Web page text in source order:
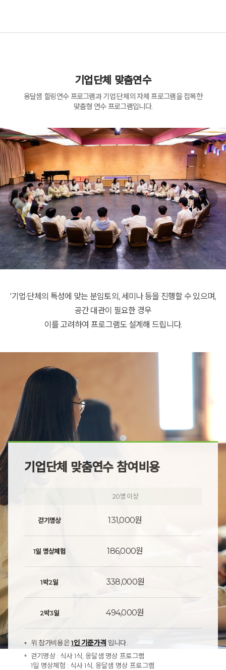
기업단체 맞춤연수
옹달샘 힐링연수 프로그램과 기업·단체의 자체 프로그램을 접목한
맞춤형 연수 프로그램입니다.
'기업·단체의 특성에 맞는 분임토의, 세미나 등을 진행할 수 있으며,
공간 대관이 필요한 경우
이를 고려하여 프로그램도 설계해 드립니다.
기업단체 맞춤연수 참여비용
20명 이상
걷기명상 131,000원
1일 명상체험 186,000원
1박2일 338,000원
2박3일 494,000원
위 참가비용은1인 기준가격 입니다.
걷기명상 : 식사 1식, 옹달샘 명상 프로그램
1일 명상체험 : 식사 1식, 옹달샘 명상 프로그램